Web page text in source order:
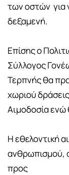
των οστών για
δεξαμενή.
Επίσης ο
Σύλλογος
Τερπνής θα
χωριού
Αιμοδοσία ενώ
Η εθελοντική
ανθρωπισμού,
προς